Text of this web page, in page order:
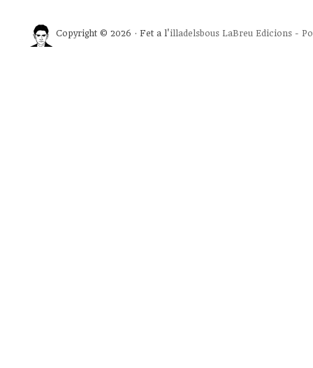
Copyright © 2026 · Fet a l'illadelsbous LaBreu Edicions -